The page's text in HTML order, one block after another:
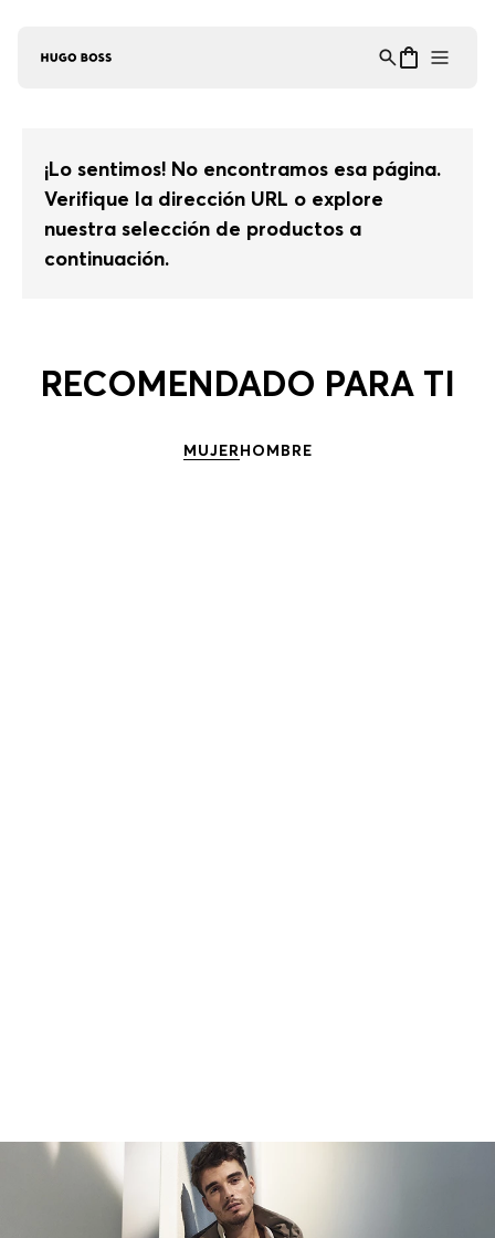
¡Lo sentimos! No encontramos esa página.
Verifique la dirección URL o explore
nuestra selección de productos a
continuación.
RECOMENDADO PARA TI
MUJERHOMBRE
Asistente Virtual
en línea ⋮